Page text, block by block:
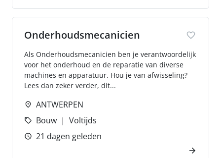
Onderhoudsmecanicien
Als Onderhoudsmecanicien ben je verantwoordelijk
voor het onderhoud en de reparatie van diverse
machines en apparatuur. Hou je van afwisseling?
Lees dan zeker verder, dit...
ANTWERPEN
Bouw
Voltijds
21 dagen geleden